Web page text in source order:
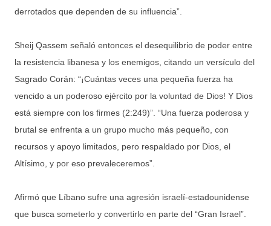
derrotados que dependen de su influencia”.
Sheij Qassem señaló entonces el desequilibrio de poder entre
la resistencia libanesa y los enemigos, citando un versículo del
Sagrado Corán: “¡Cuántas veces una pequeña fuerza ha
vencido a un poderoso ejército por la voluntad de Dios! Y Dios
está siempre con los firmes (2:249)”. “Una fuerza poderosa y
brutal se enfrenta a un grupo mucho más pequeño, con
recursos y apoyo limitados, pero respaldado por Dios, el
Altísimo, y por eso prevaleceremos”.
Afirmó que Líbano sufre una agresión israelí-estadounidense
que busca someterlo y convertirlo en parte del “Gran Israel”.